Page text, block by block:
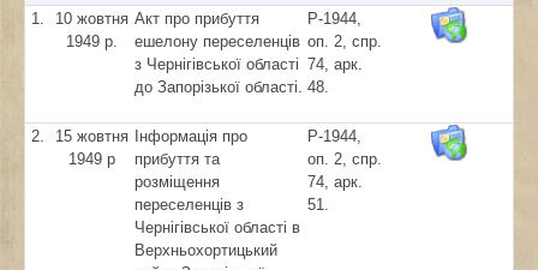
1.
10 жовтня
1949 р.
Акт про прибуття
ешелону переселенців
з Чернігівської області
до Запорізької області.
Р-1944,
оп. 2, спр.
74, арк.
48.
2.
15 жовтня
1949 р
Інформація про
прибуття та
розміщення
переселенців з
Чернігівської області в
Верхньохортицький
Р-1944,
оп. 2, спр.
74, арк.
51.